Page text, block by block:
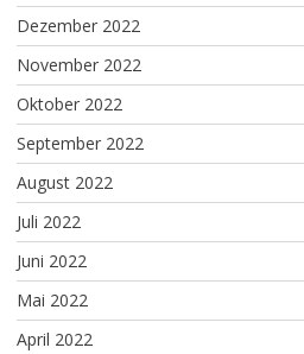
Dezember 2022
November 2022
Oktober 2022
September 2022
August 2022
Juli 2022
Juni 2022
Mai 2022
April 2022